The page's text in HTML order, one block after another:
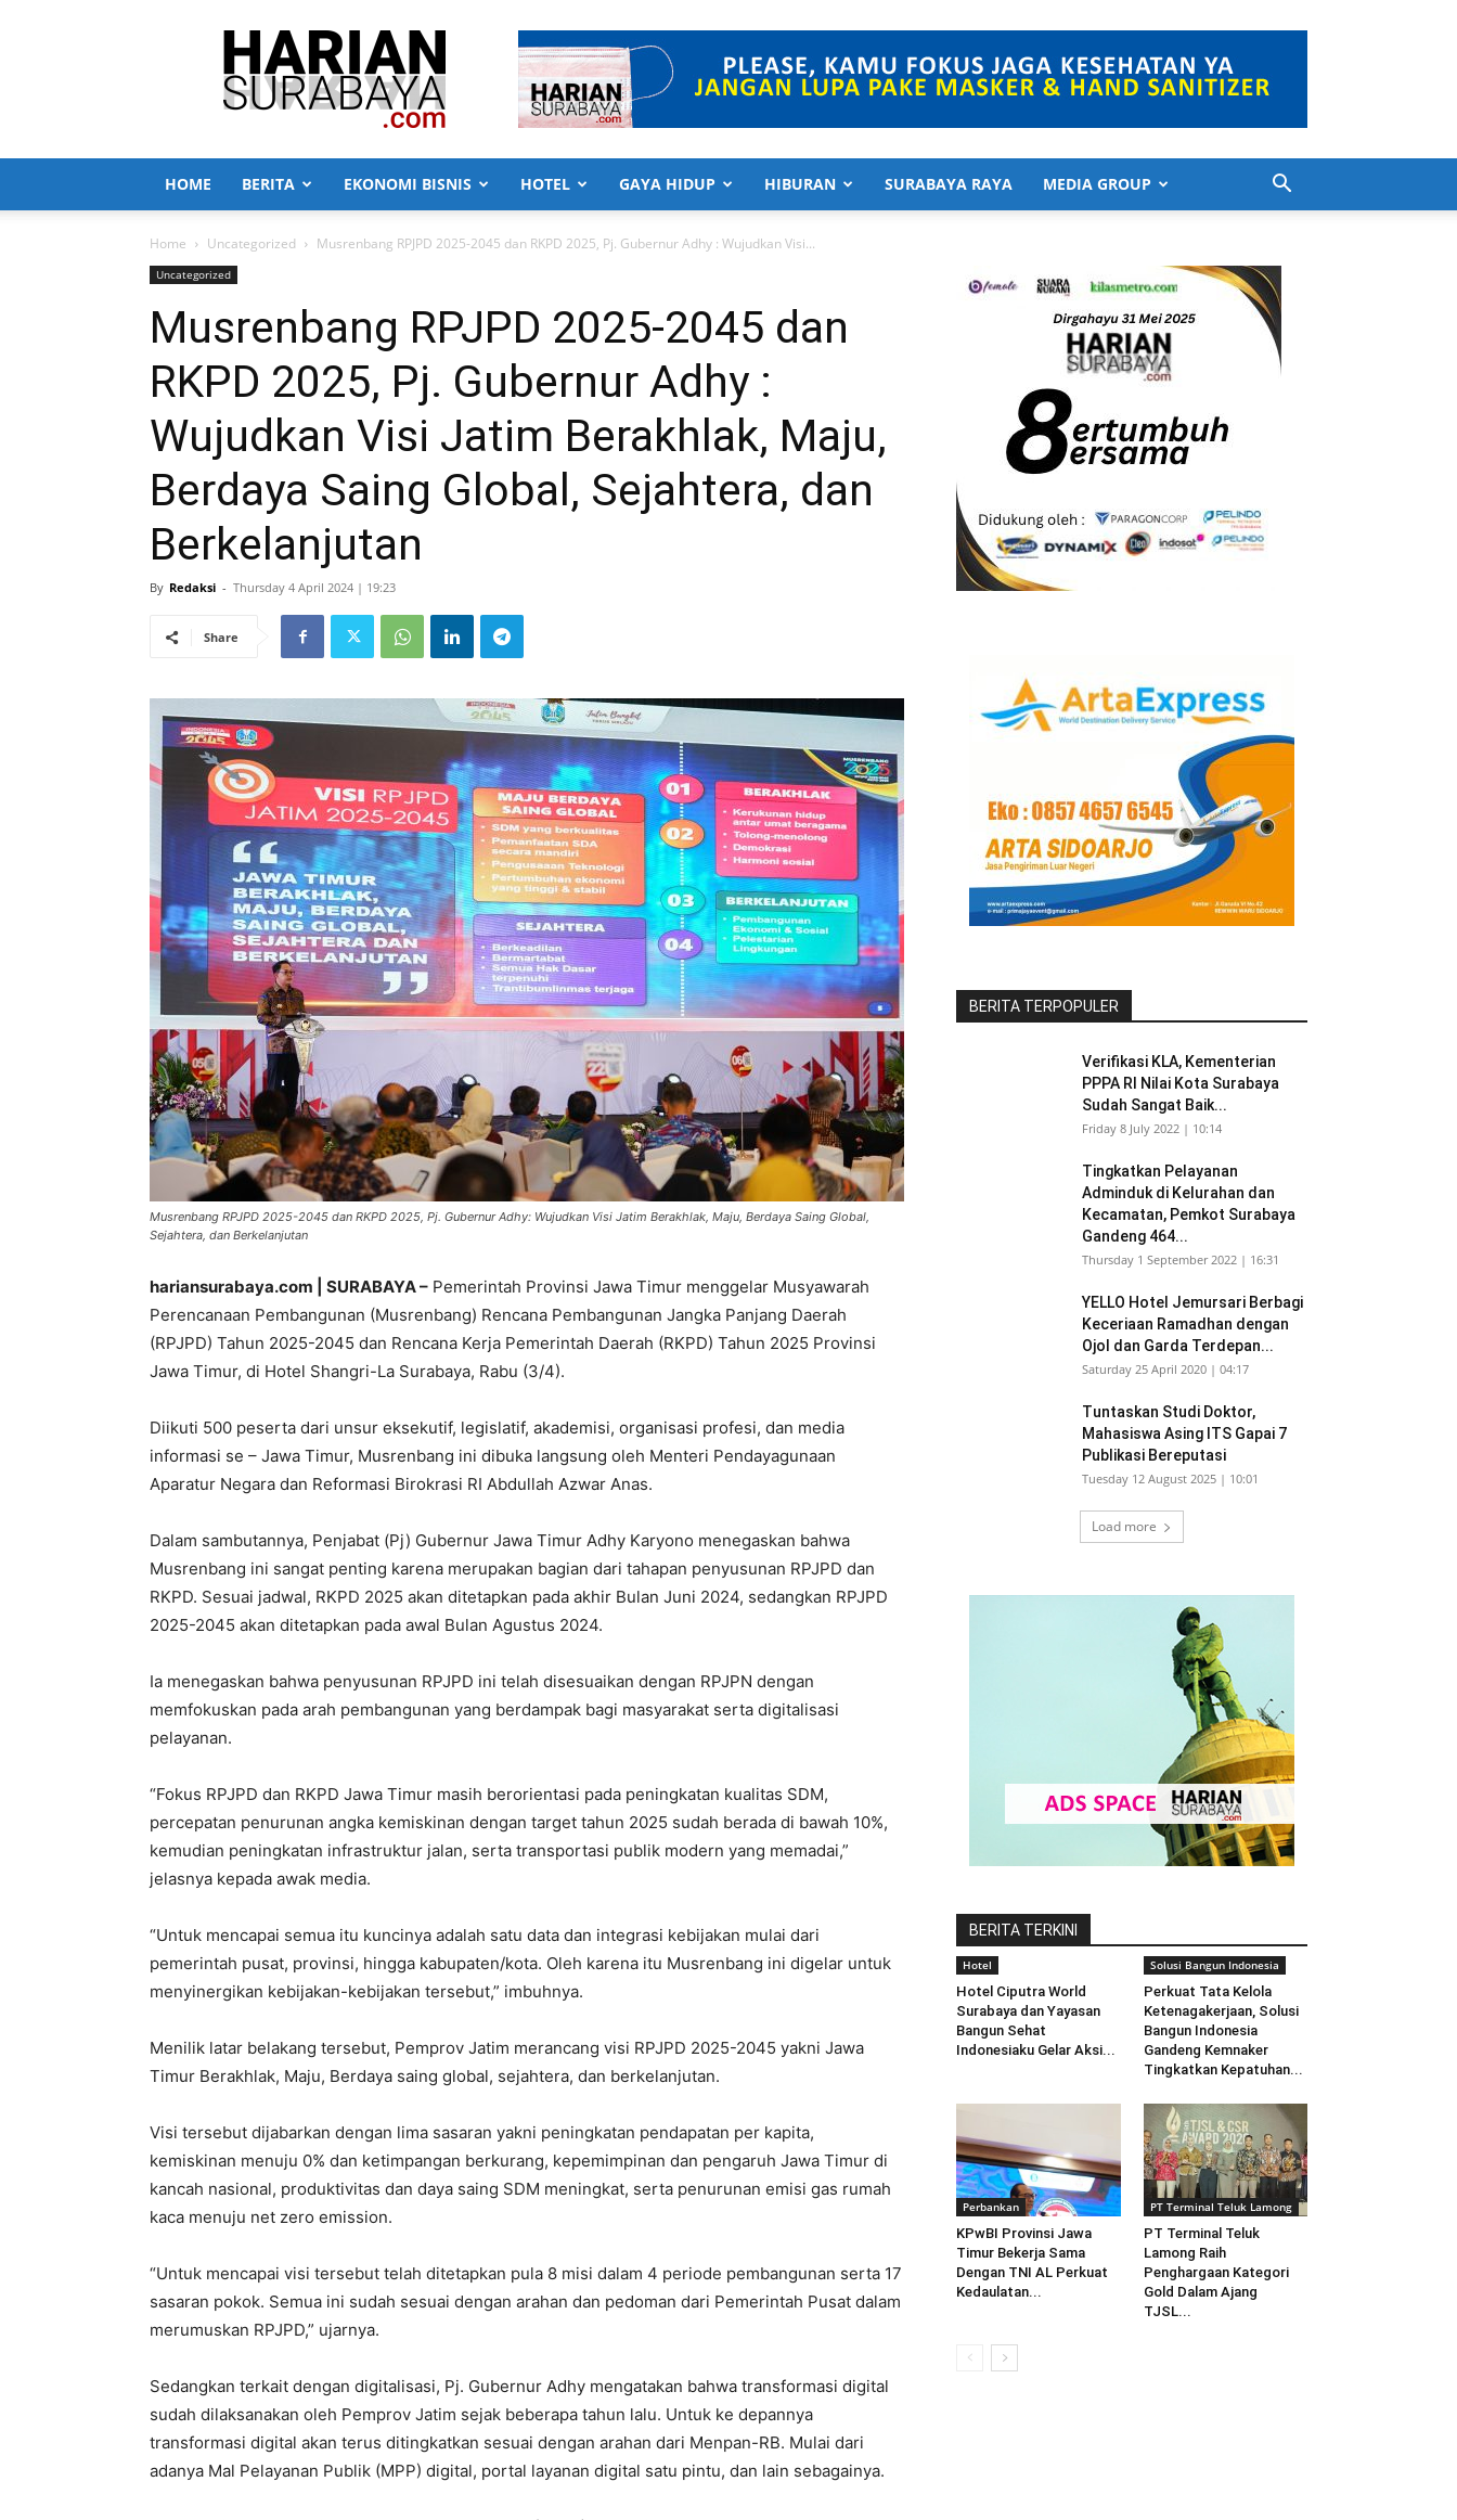
Harian
Surabaya
HOME BERITA EKONOMI BISNIS HOTEL GAYA HIDUP HIBURAN SURABAYA RAYA MEDIA GROUP
Home Uncategorized Musrenbang RPJPD 2025-2045 dan RKPD 2025, Pj. Gubernur Adhy : Wujudkan Visi...
Uncategorized
Musrenbang RPJPD 2025-2045 dan
RKPD 2025, Pj. Gubernur Adhy :
Wujudkan Visi Jatim Berakhlak, Maju,
Berdaya Saing Global, Sejahtera, dan
Berkelanjutan
By Redaksi - Thursday 4 April 2024 | 19:23
Share
Musrenbang RPJPD 2025-2045 dan RKPD 2025, Pj. Gubernur Adhy: Wujudkan Visi Jatim Berakhlak, Maju, Berdaya Saing Global,
Sejahtera, dan Berkelanjutan
hariansurabaya.com | SURABAYA – Pemerintah Provinsi Jawa Timur menggelar Musyawarah
Perencanaan Pembangunan (Musrenbang) Rencana Pembangunan Jangka Panjang Daerah
(RPJPD) Tahun 2025-2045 dan Rencana Kerja Pemerintah Daerah (RKPD) Tahun 2025 Provinsi
Jawa Timur, di Hotel Shangri-La Surabaya, Rabu (3/4).
Diikuti 500 peserta dari unsur eksekutif, legislatif, akademisi, organisasi profesi, dan media
informasi se – Jawa Timur, Musrenbang ini dibuka langsung oleh Menteri Pendayagunaan
Aparatur Negara dan Reformasi Birokrasi RI Abdullah Azwar Anas.
Dalam sambutannya, Penjabat (Pj) Gubernur Jawa Timur Adhy Karyono menegaskan bahwa
Musrenbang ini sangat penting karena merupakan bagian dari tahapan penyusunan RPJPD dan
RKPD. Sesuai jadwal, RKPD 2025 akan ditetapkan pada akhir Bulan Juni 2024, sedangkan RPJPD
2025-2045 akan ditetapkan pada awal Bulan Agustus 2024.
Ia menegaskan bahwa penyusunan RPJPD ini telah disesuaikan dengan RPJPN dengan
memfokuskan pada arah pembangunan yang berdampak bagi masyarakat serta digitalisasi
pelayanan.
“Fokus RPJPD dan RKPD Jawa Timur masih berorientasi pada peningkatan kualitas SDM,
percepatan penurunan angka kemiskinan dengan target tahun 2025 sudah berada di bawah 10%,
kemudian peningkatan infrastruktur jalan, serta transportasi publik modern yang memadai,”
jelasnya kepada awak media.
“Untuk mencapai semua itu kuncinya adalah satu data dan integrasi kebijakan mulai dari
pemerintah pusat, provinsi, hingga kabupaten/kota. Oleh karena itu Musrenbang ini digelar untuk
menyinergikan kebijakan-kebijakan tersebut,” imbuhnya.
Menilik latar belakang tersebut, Pemprov Jatim merancang visi RPJPD 2025-2045 yakni Jawa
Timur Berakhlak, Maju, Berdaya saing global, sejahtera, dan berkelanjutan.
Visi tersebut dijabarkan dengan lima sasaran yakni peningkatan pendapatan per kapita,
kemiskinan menuju 0% dan ketimpangan berkurang, kepemimpinan dan pengaruh Jawa Timur di
kancah nasional, produktivitas dan daya saing SDM meningkat, serta penurunan emisi gas rumah
kaca menuju net zero emission.
“Untuk mencapai visi tersebut telah ditetapkan pula 8 misi dalam 4 periode pembangunan serta 17
sasaran pokok. Semua ini sudah sesuai dengan arahan dan pedoman dari Pemerintah Pusat dalam
merumuskan RPJPD,” ujarnya.
Sedangkan terkait dengan digitalisasi, Pj. Gubernur Adhy mengatakan bahwa transformasi digital
sudah dilaksanakan oleh Pemprov Jatim sejak beberapa tahun lalu. Untuk ke depannya
transformasi digital akan terus ditingkatkan sesuai dengan arahan dari Menpan-RB. Mulai dari
adanya Mal Pelayanan Publik (MPP) digital, portal layanan digital satu pintu, dan lain sebagainya.
BERITA TERPOPULER
Verifikasi KLA, Kementerian
PPPA RI Nilai Kota Surabaya
Sudah Sangat Baik...
Friday 8 July 2022 | 10:14
Tingkatkan Pelayanan
Adminduk di Kelurahan dan
Kecamatan, Pemkot Surabaya
Gandeng 464...
Thursday 1 September 2022 | 16:31
YELLO Hotel Jemursari Berbagi
Keceriaan Ramadhan dengan
Ojol dan Garda Terdepan...
Saturday 25 April 2020 | 04:17
Tuntaskan Studi Doktor,
Mahasiswa Asing ITS Gapai 7
Publikasi Bereputasi
Tuesday 12 August 2025 | 10:01
Load more
BERITA TERKINI
Hotel
Hotel Ciputra World
Surabaya dan Yayasan
Bangun Sehat
Indonesiaku Gelar Aksi...
Solusi Bangun Indonesia
Perkuat Tata Kelola
Ketenagakerjaan, Solusi
Bangun Indonesia
Gandeng Kemnaker
Tingkatkan Kepatuhan...
Perbankan
KPwBI Provinsi Jawa
Timur Bekerja Sama
Dengan TNI AL Perkuat
Kedaulatan...
PT Terminal Teluk Lamong
PT Terminal Teluk
Lamong Raih
Penghargaan Kategori
Gold Dalam Ajang
TJSL...